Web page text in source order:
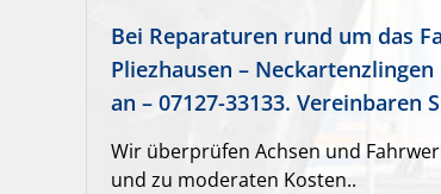
Bei Reparaturen rund um das
Pliezhausen –
an – 07127-33133. Vereinbaren
Wir überprüfen Achsen und
und zu moderaten Kosten..